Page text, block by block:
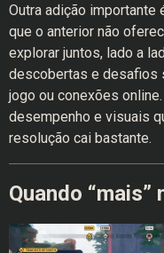
Outra adição importante
que o anterior não
explorar juntos, lado a
descobertas e desafios
jogo ou conexões
desempenho e visuais
resolução cai bastante.
Quando “mais”